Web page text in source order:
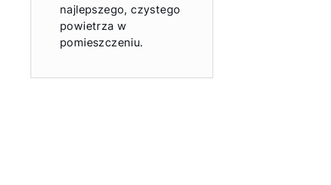
najlepszego, czystego
powietrza w
pomieszczeniu.